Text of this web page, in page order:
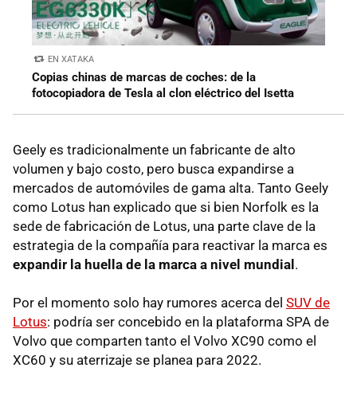
EN XATAKA
Copias chinas de marcas de coches: de la
fotocopiadora de Tesla al clon eléctrico del Isetta
Geely es tradicionalmente un fabricante de alto
volumen y bajo costo, pero busca expandirse a
mercados de automóviles de gama alta. Tanto Geely
como Lotus han explicado que si bien Norfolk es la
sede de fabricación de Lotus, una parte clave de la
estrategia de la compañía para reactivar la marca es
expandir la huella de la marca a nivel mundial .
Por el momento solo hay rumores acerca del SUV de
Lotus: podría ser concebido en la plataforma SPA de
Volvo que comparten tanto el Volvo XC90 como el
XC60 y su aterrizaje se planea para 2022.